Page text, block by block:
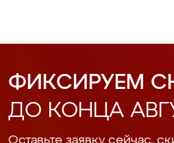
ФИКСИРУЕМ
ДО КОНЦА
Оставьте заявку сейчас,